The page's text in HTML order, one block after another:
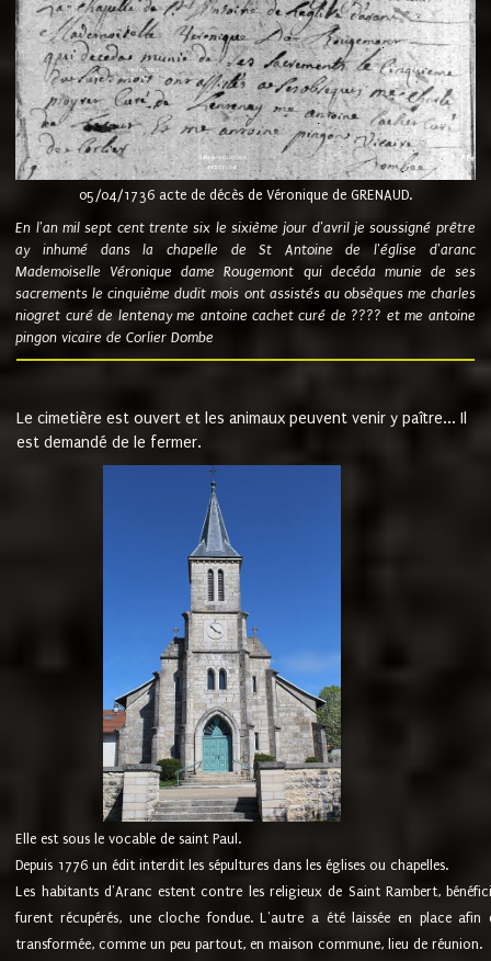
05/04/1736 acte de décès de Véronique de GRENAUD.
En l'an mil sept cent trente six le sixième jour d'avril je soussigné prêtre
ay inhumé dans la chapelle de St Antoine de l'église d'aranc
Mademoiselle Véronique dame Rougemont qui decéda munie de ses
sacrements le cinquième dudit mois ont assistés au obsèques me charles
niogret curé de lentenay me antoine cachet curé de ???? et me antoine
pingon vicaire de Corlier Dombe
Le cimetière est ouvert et les animaux peuvent venir y paître... Il
est demandé de le fermer.
Elle est sous le vocable de saint Paul.
Depuis 1776 un édit interdit les sépultures dans les églises ou chapelles.
Les habitants d'Aranc estent contre les religieux de Saint Rambert,
furent récupérés, une cloche fondue. L'autre a été laissée en place
transformée, comme un peu partout, en maison commune, lieu de réunion.